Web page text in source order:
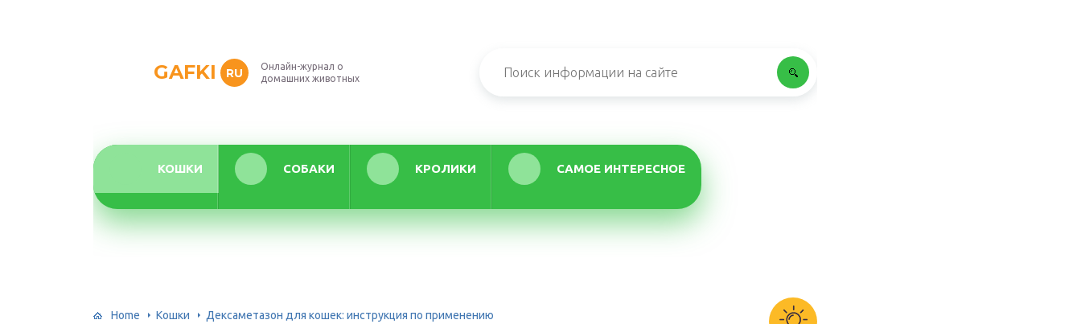
GAFKI RU
Онлайн-журнал о
домашних животных
КОШКИ СОБАКИ КРОЛИКИ САМОЕ ИНТЕРЕСНОЕ
Home Кошки Дексаметазон для кошек: инструкция по применению